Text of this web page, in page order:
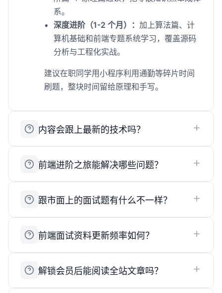
系。
深度进阶（1-2 个月）：加上算法篇、计
算机基础和前端专题系统学习，覆盖源码
分析与工程化实战。
建议在职同学用小程序利用通勤等碎片时间
刷题，整块时间留给原理和手写。
内容会跟上最新的技术吗？
前端进阶之旅能解决哪些问题？
跟市面上的面试题有什么不一样？
前端面试资料更新频率如何？
解锁会员后能阅读全站文章吗？